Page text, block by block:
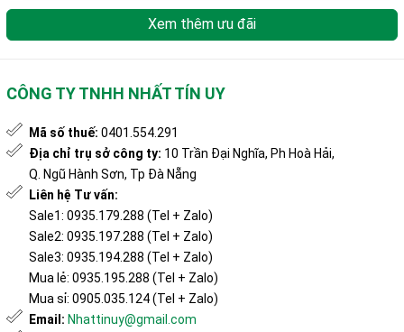
Xem thêm ưu đãi
CÔNG TY TNHH NHẤT TÍN UY
Mã số thuế: 0401.554.291
Địa chỉ trụ sở công ty: 10 Trần Đại Nghĩa, Ph Hoà Hải,
Q. Ngũ Hành Sơn, Tp Đà Nẵng
Liên hệ Tư vấn:
Sale1: 0935.179.288 (Tel + Zalo)
Sale2: 0935.197.288 (Tel + Zalo)
Sale3: 0935.194.288 (Tel + Zalo)
Mua lẻ: 0935.195.288 (Tel + Zalo)
Mua sỉ: 0905.035.124 (Tel + Zalo)
Email: Nhattinuy@gmail.com